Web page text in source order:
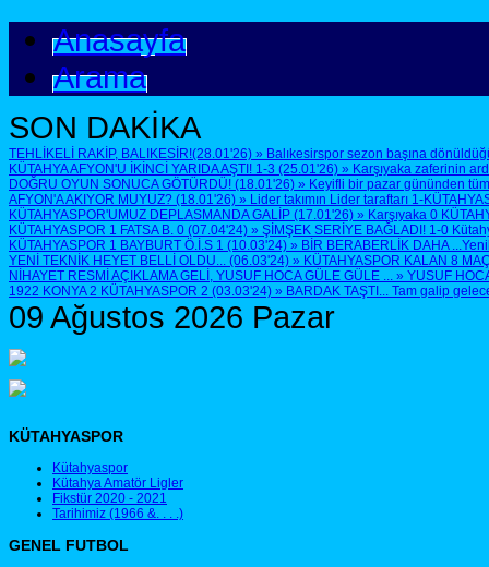
Anasayfa
Arama
SON DAKİKA
TEHLİKELİ RAKİP, BALIKESİR!(28.01'26) » Balıkesirspor sezon başına
KÜTAHYA AFYON'U İKİNCİ YARIDA AŞTI! 1-3 (25.01'26) » Karşıyaka zaferinin
DOĞRU OYUN SONUCA GÖTÜRDÜ! (18.01'26) » Keyifli bir pazar gününden
AFYON'A AKIYOR MUYUZ? (18.01'26) » Lider takımın Lider taraftarı 1-
KÜTAHYASPOR'UMUZ DEPLASMANDA GALİP (17.01'26) » Karşıyaka 0
KÜTAHYASPOR 1 FATSA B. 0 (07.04'24) » ŞİMŞEK SERİYE BAĞLADI! 1-0
KÜTAHYASPOR 1 BAYBURT Ö.İ.S 1 (10.03'24) » BİR BERABERLİK DAHA
YENİ TEKNİK HEYET BELLİ OLDU... (06.03'24) » KÜTAHYASPOR KALAN 8
NİHAYET RESMİ AÇIKLAMA GELİ, YUSUF HOCA GÜLE GÜLE ... » YUSUF
1922 KONYA 2 KÜTAHYASPOR 2 (03.03'24) » BARDAK TAŞTI... Tam galip
09 Ağustos 2026 Pazar
KÜTAHYASPOR
Kütahyaspor
Kütahya Amatör Ligler
Fikstür 2020 - 2021
Tarihimiz (1966 &. . . .)
GENEL FUTBOL